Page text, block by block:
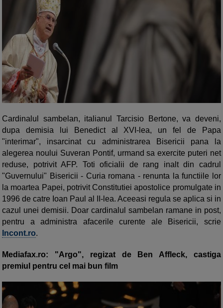
Cardinalul sambelan, italianul Tarcisio Bertone, va deveni,
dupa demisia lui Benedict al XVI-lea, un fel de Papa
"interimar", insarcinat cu administrarea Bisericii pana la
alegerea noului Suveran Pontif, urmand sa exercite puteri net
reduse, potrivit AFP. Toti oficialii de rang inalt din cadrul
"Guvernului" Bisericii - Curia romana - renunta la functiile lor
la moartea Papei, potrivit Constitutiei apostolice promulgate in
1996 de catre Ioan Paul al II-lea. Aceeasi regula se aplica si in
cazul unei demisii. Doar cardinalul sambelan ramane in post,
pentru a administra afacerile curente ale Bisericii, scrie
Incont.ro.
Mediafax.ro: "Argo", regizat de Ben Affleck, castiga
premiul pentru cel mai bun film